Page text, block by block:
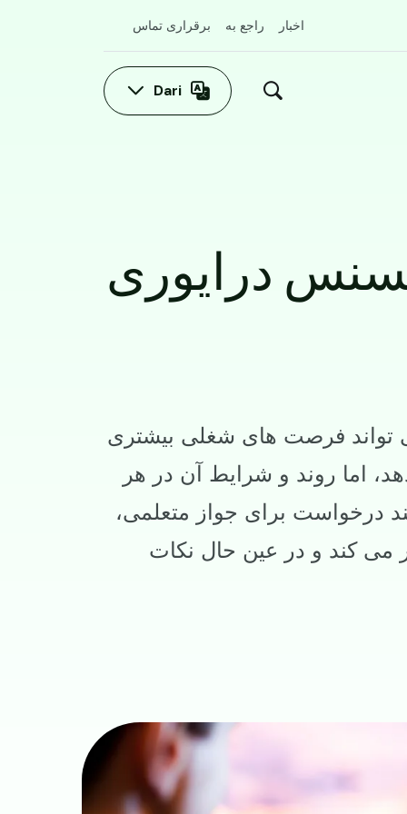
اخبار راجع به برقراری تماس
Dari
درایوری
تواند فرصت‌ های شغلی بیشتری
اما روند و شرایط آن در هر
درخواست برای جواز متعلمی،
می‌ کند و در عین حال نکات